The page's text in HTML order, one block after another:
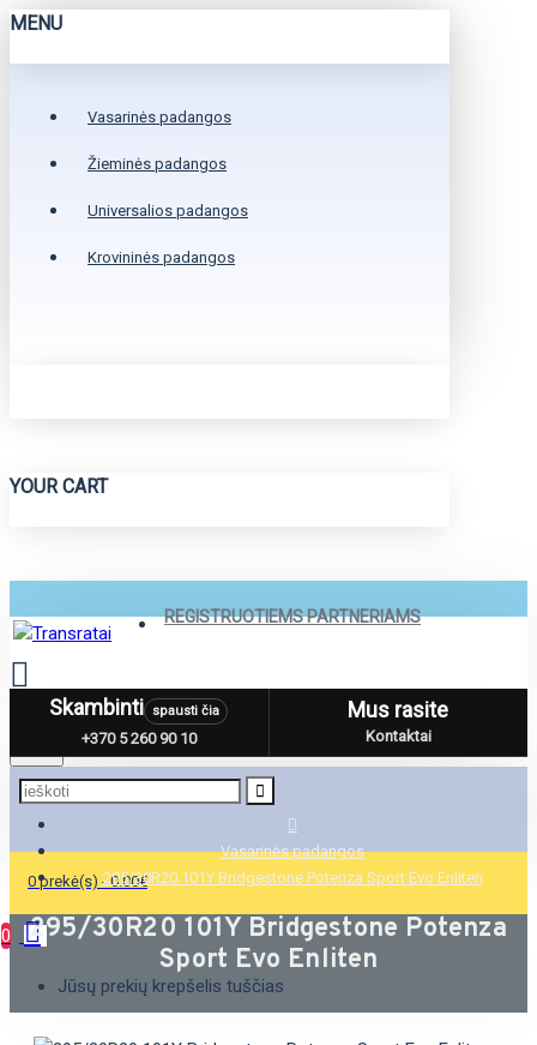
MENU
Vasarinės padangos
Žieminės padangos
Universalios padangos
Krovininės padangos
YOUR CART
REGISTRUOTIEMS PARTNERIAMS
Menu
0 prekė(s) - 0.00€
0
Jūsų prekių krepšelis tuščias
Skambinti spausti čia
+370 5 260 90 10
Mus rasite
Kontaktai
Vasarinės padangos
295/30R20 101Y Bridgestone Potenza Sport Evo Enliten
295/30R20 101Y Bridgestone Potenza
Sport Evo Enliten